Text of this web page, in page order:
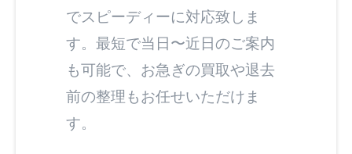
でスピーディーに対応致しま
す。最短で当日〜近日のご案内
も可能で、お急ぎの買取や退去
前の整理もお任せいただけま
す。